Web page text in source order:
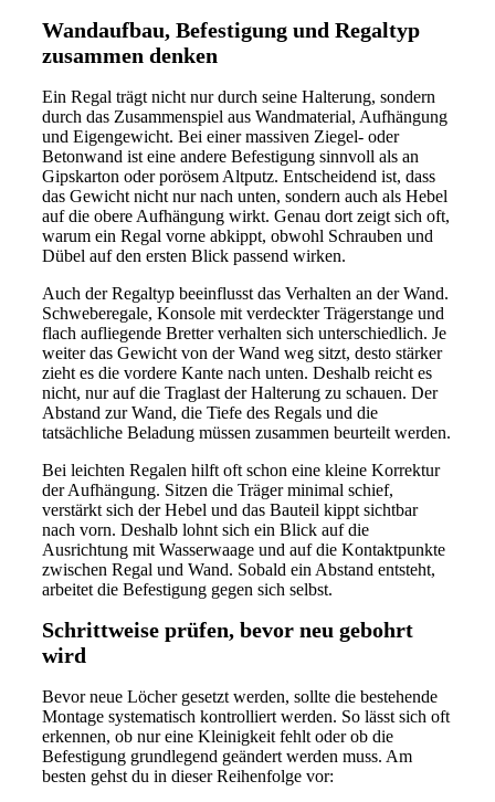
Wandaufbau, Befestigung und Regaltyp
zusammen denken
Ein Regal trägt nicht nur durch seine Halterung, sondern
durch das Zusammenspiel aus Wandmaterial, Aufhängung
und Eigengewicht. Bei einer massiven Ziegel- oder
Betonwand ist eine andere Befestigung sinnvoll als an
Gipskarton oder porösem Altputz. Entscheidend ist, dass
das Gewicht nicht nur nach unten, sondern auch als Hebel
auf die obere Aufhängung wirkt. Genau dort zeigt sich oft,
warum ein Regal vorne abkippt, obwohl Schrauben und
Dübel auf den ersten Blick passend wirken.
Auch der Regaltyp beeinflusst das Verhalten an der Wand.
Schweberegale, Konsole mit verdeckter Trägerstange und
flach aufliegende Bretter verhalten sich unterschiedlich. Je
weiter das Gewicht von der Wand weg sitzt, desto stärker
zieht es die vordere Kante nach unten. Deshalb reicht es
nicht, nur auf die Traglast der Halterung zu schauen. Der
Abstand zur Wand, die Tiefe des Regals und die
tatsächliche Beladung müssen zusammen beurteilt werden.
Bei leichten Regalen hilft oft schon eine kleine Korrektur
der Aufhängung. Sitzen die Träger minimal schief,
verstärkt sich der Hebel und das Bauteil kippt sichtbar
nach vorn. Deshalb lohnt sich ein Blick auf die
Ausrichtung mit Wasserwaage und auf die Kontaktpunkte
zwischen Regal und Wand. Sobald ein Abstand entsteht,
arbeitet die Befestigung gegen sich selbst.
Schrittweise prüfen, bevor neu gebohrt
wird
Bevor neue Löcher gesetzt werden, sollte die bestehende
Montage systematisch kontrolliert werden. So lässt sich oft
erkennen, ob nur eine Kleinigkeit fehlt oder ob die
Befestigung grundlegend geändert werden muss. Am
besten gehst du in dieser Reihenfolge vor: